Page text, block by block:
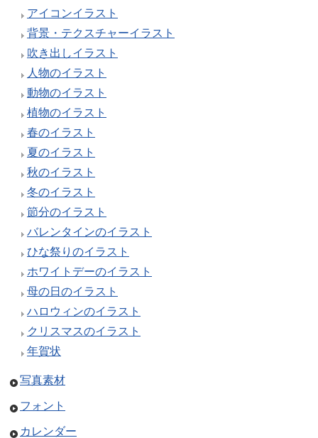
アイコンイラスト
背景・テクスチャーイラスト
吹き出しイラスト
人物のイラスト
動物のイラスト
植物のイラスト
春のイラスト
夏のイラスト
秋のイラスト
冬のイラスト
節分のイラスト
バレンタインのイラスト
ひな祭りのイラスト
ホワイトデーのイラスト
母の日のイラスト
ハロウィンのイラスト
クリスマスのイラスト
年賀状
写真素材
フォント
カレンダー